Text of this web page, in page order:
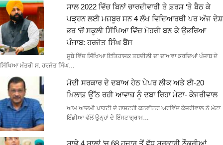
ਸਾਲ 2022 ਵਿੱਚ ਬਿਨਾਂ ਚਾਰਦੀਵਾਰੀ ਤੇ ਫ਼ਰਸ਼ ‘ਤੇ ਬੈਠ ਕੇ
ਪੜ੍ਹਨ ਲਈ ਮਜ਼ਬੂਰ ਸਨ 4 ਲੱਖ ਵਿਦਿਆਰਥੀ ਪਰ ਅੱਜ ਦੇਸ਼
ਭਰ ‘ਚੋਂ ਸਕੂਲੀ ਸਿੱਖਿਆ ਵਿੱਚ ਮੋਹਰੀ ਬਣ ਕੇ ਉਭਰਿਆ
ਪੰਜਾਬ: ਹਰਜੋਤ ਸਿੰਘ ਬੈਂਸ
ਸੂਬੇ ਵਿੱਚ ਸਿੱਖਿਆ ਇਤਿਹਾਸਕ ਤਬਦੀਲੀ ਦਾ ਦਾਅਵਾ ਕਰਦਿਆਂ ਪੰਜਾਬ ਦੇ
ਸਿੱਖਿਆ ਮੰਤਰੀ ਸ. ਹਰਜੋਤ ਸਿੰਘ…
ਮੋਦੀ ਸਰਕਾਰ ਦੇ ਦਬਾਅ ਹੇਠ ਪੇਪਰ ਲੀਕ ਅਤੇ ਈ-20
ਖ਼ਿਲਾਫ਼ ਉੱਠ ਰਹੀ ਆਵਾਜ਼ ਨੂੰ ਦਬਾ ਰਿਹਾ ਮੇਟਾ- ਕੇਜਰੀਵਾਲ
ਆਮ ਆਦਮੀ ਪਾਰਟੀ ਦੇ ਰਾਸ਼ਟਰੀ ਕਨਵੀਨਰ ਅਰਵਿੰਦ ਕੇਜਰੀਵਾਲ ਨੇ ਮੇਟਾ
ਇੰਡੀਆ ਵੱਲੋਂ ਉਨ੍ਹਾਂ ਦੇ ਇੰਸਟਾਗ੍ਰਾਮ…